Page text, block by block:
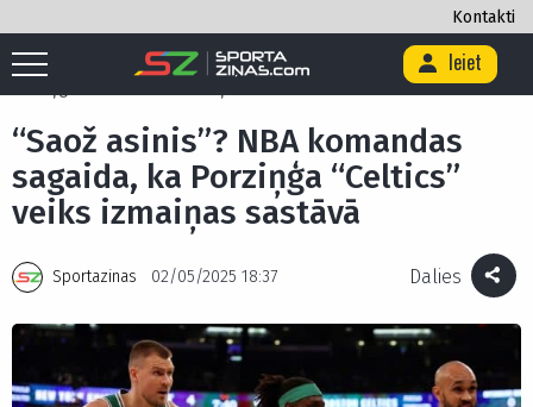
Kontakti
Ieiet
Sākums Basketbols / “Saož asinis”? NBA komandas sagaida, ka
“Saož asinis”? NBA komandas
sagaida, ka Porziņģa “Celtics”
veiks izmaiņas sastāvā
Sportazinas 02/05/2025 18:37 Dalies